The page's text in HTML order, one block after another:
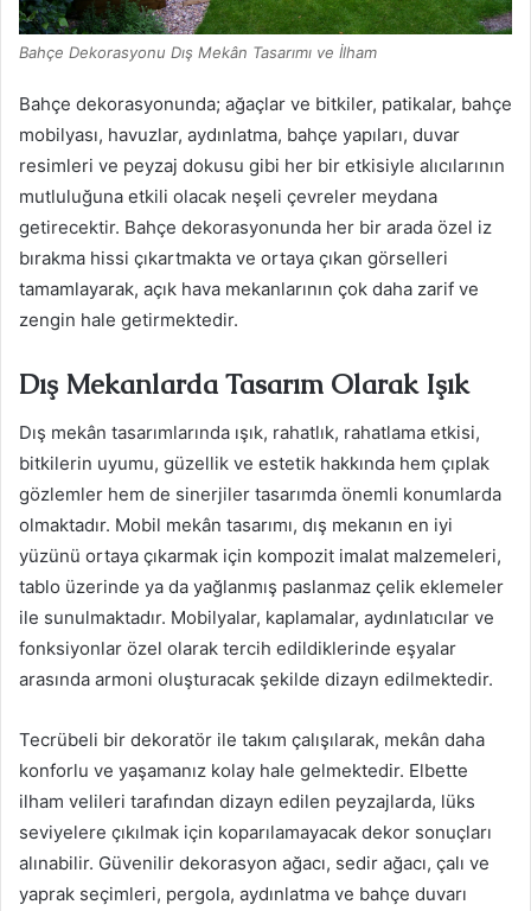
Bahçe Dekorasyonu Dış Mekân Tasarımı ve İlham
Bahçe dekorasyonunda; ağaçlar ve bitkiler, patikalar, bahçe
mobilyası, havuzlar, aydınlatma, bahçe yapıları, duvar
resimleri ve peyzaj dokusu gibi her bir etkisiyle alıcılarının
mutluluğuna etkili olacak neşeli çevreler meydana
getirecektir. Bahçe dekorasyonunda her bir arada özel iz
bırakma hissi çıkartmakta ve ortaya çıkan görselleri
tamamlayarak, açık hava mekanlarının çok daha zarif ve
zengin hale getirmektedir.
Dış Mekanlarda Tasarım Olarak Işık
Dış mekân tasarımlarında ışık, rahatlık, rahatlama etkisi,
bitkilerin uyumu, güzellik ve estetik hakkında hem çıplak
gözlemler hem de sinerjiler tasarımda önemli konumlarda
olmaktadır. Mobil mekân tasarımı, dış mekanın en iyi
yüzünü ortaya çıkarmak için kompozit imalat malzemeleri,
tablo üzerinde ya da yağlanmış paslanmaz çelik eklemeler
ile sunulmaktadır. Mobilyalar, kaplamalar, aydınlatıcılar ve
fonksiyonlar özel olarak tercih edildiklerinde eşyalar
arasında armoni oluşturacak şekilde dizayn edilmektedir.
Tecrübeli bir dekoratör ile takım çalışılarak, mekân daha
konforlu ve yaşamanız kolay hale gelmektedir. Elbette
ilham velileri tarafından dizayn edilen peyzajlarda, lüks
seviyelere çıkılmak için koparılamayacak dekor sonuçları
alınabilir. Güvenilir dekorasyon ağacı, sedir ağacı, çalı ve
yaprak seçimleri, pergola, aydınlatma ve bahçe duvarı